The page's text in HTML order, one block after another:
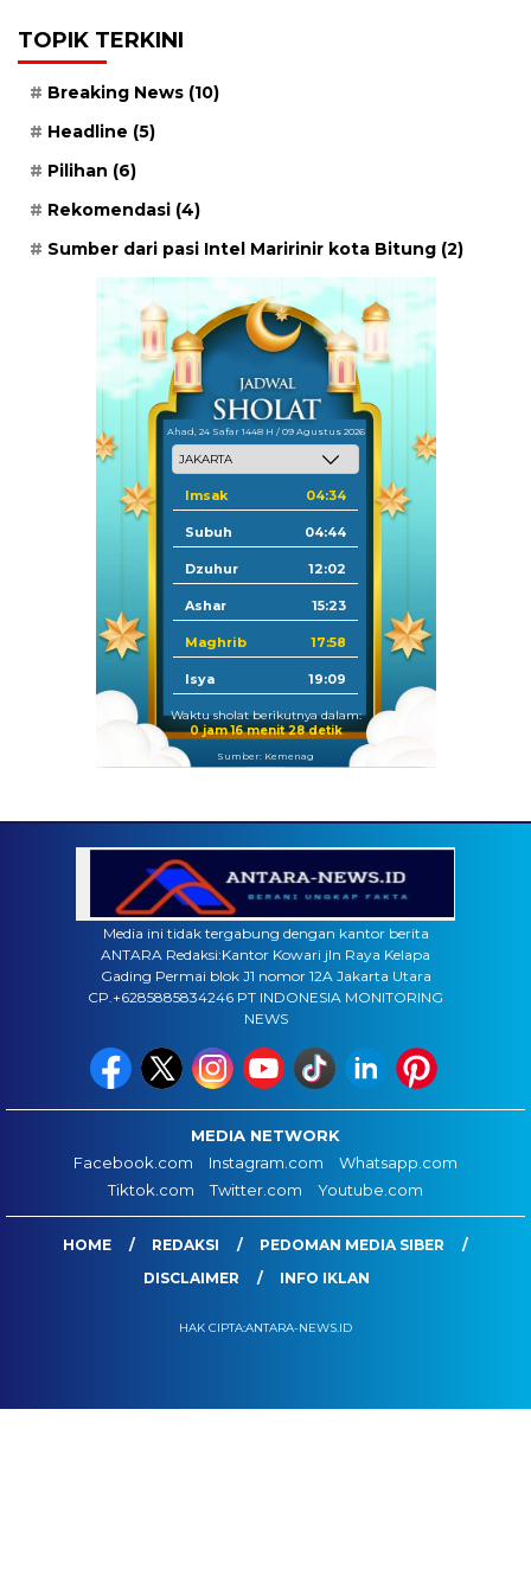
TOPIK TERKINI
Breaking News (10)
Headline (5)
Pilihan (6)
Rekomendasi (4)
Sumber dari pasi Intel Maririnir kota Bitung (2)
Ahad, 24 Safar 1448 H / 09 Agustus 2026
Imsak 04:34
Subuh 04:44
Dzuhur 12:02
Ashar 15:23
Maghrib 17:58
Isya 19:09
Waktu sholat berikutnya dalam:
0 jam 16 menit 28 detik
Sumber: Kemenag
Media ini tidak tergabung dengan kantor berita
ANTARA Redaksi:Kantor Kowari jln Raya Kelapa
Gading Permai blok J1 nomor 12A Jakarta Utara
CP.+6285885834246 PT INDONESIA MONITORING
NEWS
MEDIA NETWORK
Facebook.com
Instagram.com
Whatsapp.com
Tiktok.com
Twitter.com Youtube.com
HOME REDAKSI
PEDOMAN MEDIA SIBER
DISCLAIMER
INFO IKLAN
HAK CIPTA:ANTARA-NEWS.ID